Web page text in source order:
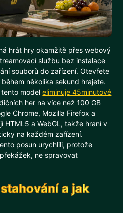
hrát hry okamžitě přes webový
službu bez instalace
souborů do zařízení. Otevřete
několika sekund hrajete.
tento modeleliminuje 45minutové
her na více než 100 GB
Chrome, Mozilla Firefox a
HTML5 a WebGL, takže hraní v
na každém zařízení.
posun urychlili, protože
ne spravovat
a jak